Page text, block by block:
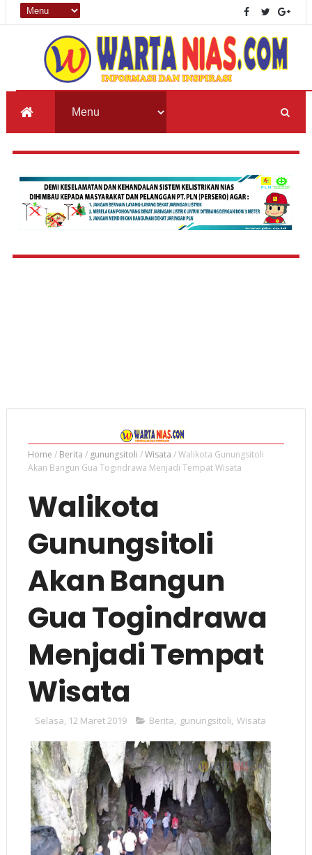
Home / Berita / gunungsitoli /Wisata /Walikota Gunungsitoli
Akan Bangun Gua Togindrawa Menjadi Tempat Wisata
Walikota
Gunungsitoli
Akan Bangun
Gua Togindrawa
Menjadi Tempat
Wisata
Selasa, 12 Maret 2019 Berita, gunungsitoli, Wisata